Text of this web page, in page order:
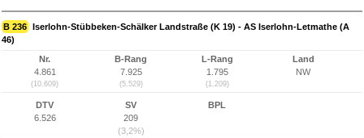
B 236 Iserlohn-Stübbeken-Schälker Landstraße (K 19) - AS Iserlohn-Letmathe (A
46)
Nr.
4.861
(10.609)
B-Rang
7.925
(5.529)
L-Rang
1.795
(1.209)
Land
NW
DTV
6.526
SV
209
(3,2%)
BPL